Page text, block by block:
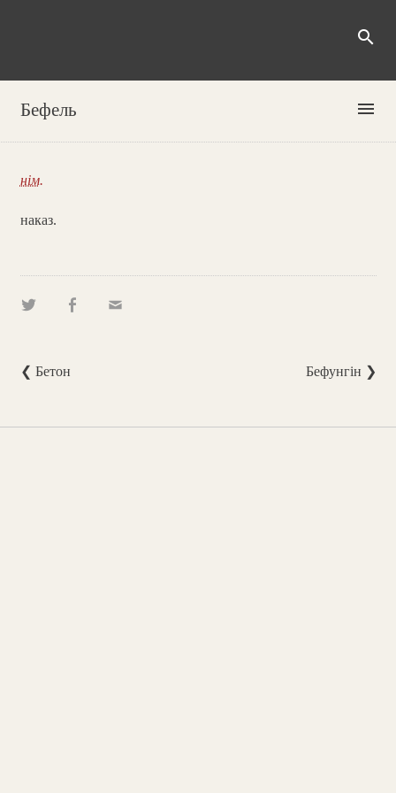
search
Бефель menu
нім.
наказ.
❮ Бетон Бефунгін ❯